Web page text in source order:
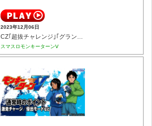
2023年12月06日
CZ｢超抜チャレンジ｣｢グランドスラムチャレンジ｣
スマスロモンキーターンⅤ